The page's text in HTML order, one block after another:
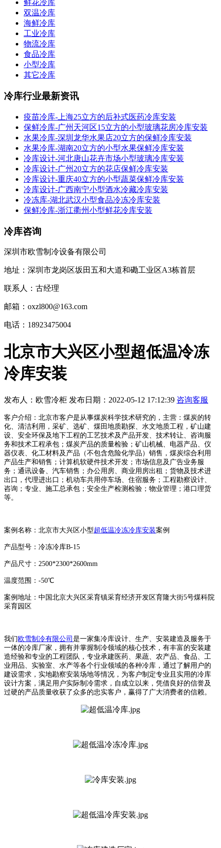
鲜花冷库
双温冷库
海鲜冷库
工业冷库
物流冷库
食品冷库
小型冷库
其它冷库
冷库行业最新资讯
疫苗冷库-上海25立方的后补式医药冷库安装
保鲜冷库-广州天河区15立方的小型玻璃花房冷库安装
水果冷库-深圳龙华水果店20立方的保鲜冷库安装
水果冷库-湖南20立方的小型水果保鲜冷库安装
冷库设计-河北唐山花卉市场小型玻璃冷库安装
冷库设计-广州20立方的花店保鲜冷库安装
冷库设计-重庆40立方的小型蔬菜保鲜冷库安装
冷库设计-广西南宁小型酒水冷藏冷库安装
冷冻库-湖北武汉小型食品冷冻冷库安装
保鲜冷库-浙江衢州小型鲜花冷库安装
冷库咨询
深圳市欧雪制冷设备有限公司
地址：深圳市龙岗区坂田五和大道和磡工业区A3栋首层
联系人：古经理
邮箱：oxzl800@163.com
电话：18923475004
北京市大兴区小型超低温冷冻
冷库安装
发布人： 欧雪冷柜 发布日期： 2022-05-12 17:12:39 咨询客服
客户介绍：北京市客户是从事煤炭科学技术研究的，主营：煤炭的转
化、清洁利用，采矿、选矿、煤田地质勘探、水文地质工程，矿山建
设、安全环保及地下工程的工艺技术及产品开发、技术转让、咨询服
务和技术工程承包；煤炭产品的质量检验；矿山机械、电器产品、仪
器仪表、化工材料及产品（不包含危险化学品）销售，煤炭综合利用
产品生产和销售；计算机软硬件技术开发；市场信息及广告业务服
务；通讯设备、汽车销售；办公用房、商业用房出租；货物及技术进
出口，代理进出口；机动车共用停车场、住宿服务；工程勘察设计、
咨询；专业、施工总承包；安全生产检测检验；物业管理；港口理货
等。
案例名称：北京市大兴区小型超低温冷冻冷库安装案例
产品型号：冷冻冷库B-15
产品尺寸：2500*2300*2600mm
温度范围：-50℃
案例地址：中国北京大兴区采育镇采育经济开发区育隆大街5号煤科院
采育园区
我们 欧雪制冷有限公司 是一家集冷库设计、生产、安装建造及服务于
一体的冷库厂家，拥有并掌握制冷领域的核心技术，有丰富的安装建
造经验和专业的工程团队，专业承建医药、果蔬、农产品、食品、工
业用品、实验室、水产等各个行业领域的各种冷库，通过了解用户的
建设需求，实地勘察安装场地等情况，为客户制定专业且实用的冷库
设计方案，满足用户实际制冷需求，自成立以来，凭借良好的信誉及
过硬的产品质量收获了众多的忠实客户，赢得了广大消费者的信赖。